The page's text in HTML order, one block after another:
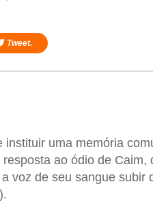
Tweet.
uma memória
ao ódio de Caim,
voz de seu sangue subir